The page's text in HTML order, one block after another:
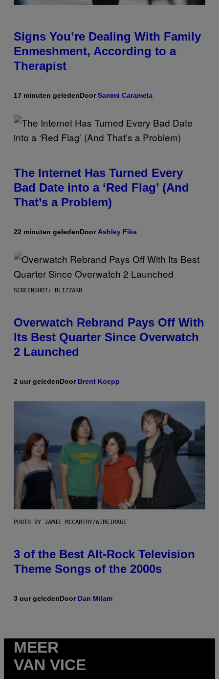
Signs You’re Dealing With Family
Enmeshment, According to a
Therapist
17 minuten geledenDoorSammi Caramela
The Internet Has Turned Every
Bad Date into a ‘Red Flag’ (And
That’s a Problem)
22 minuten geledenDoor Ashley Fike
SCREENSHOT: BLIZZARD
Overwatch Rebrand Pays Off With
Its Best Quarter Since Overwatch
2 Launched
2 uur geledenDoor Brent Koepp
PHOTO BY JAMIE MCCARTHY/WIREIMAGE
3 of the Best Alt-Rock Television
Theme Songs of the 2000s
3 uur geledenDoor Dan Milam
MEER
VAN VICE